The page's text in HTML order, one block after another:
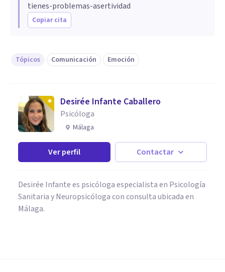
tienes-problemas-asertividad
Copiar cita
Tópicos Comunicación Emoción
Desirée Infante Caballero
Psicóloga
Málaga
Ver perfil Contactar
Desirée Infante es psicóloga especialista en Psicología
Sanitaria y Neuropsicóloga con consulta ubicada en
Málaga.